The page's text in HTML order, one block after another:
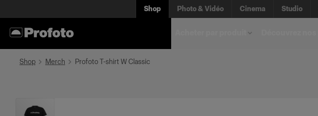
Shop Photo & Vidéo Cinema Studio
Shop Merch Profoto T-shirt W Classic